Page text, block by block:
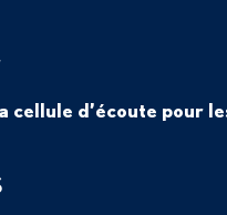
cellule d’écoute pour